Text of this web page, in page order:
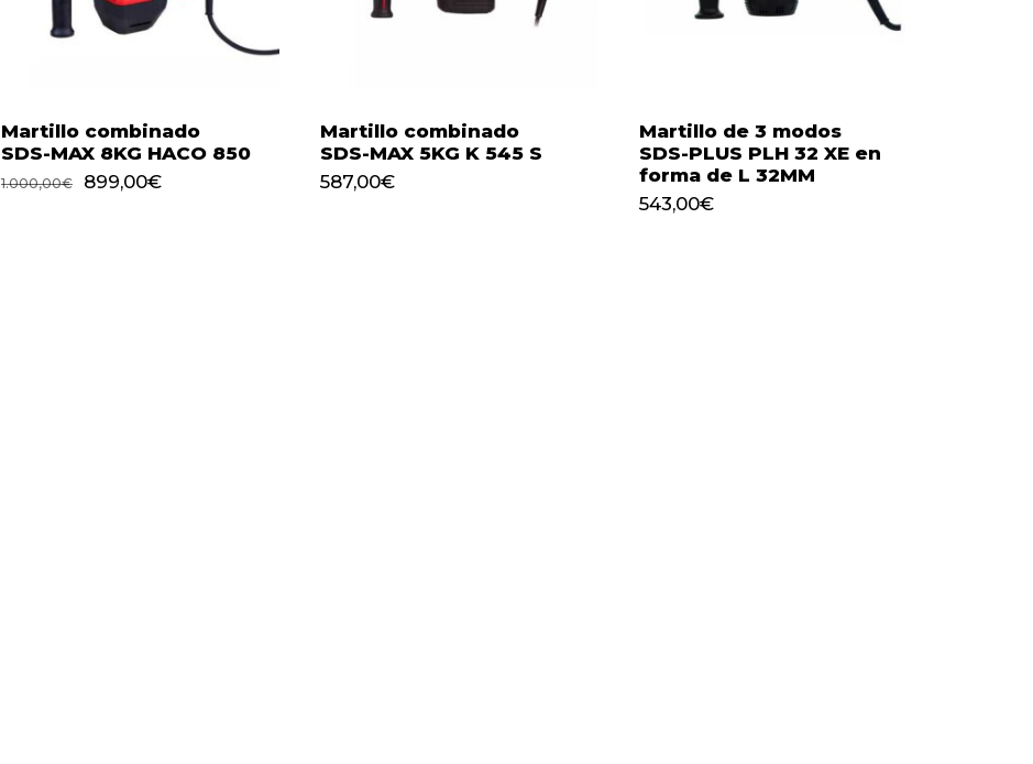
Martillo combinado
SDS-MAX 8KG HACO 850
1.000,00€ El
precio
899,00€El
El
precio
899,00
Martillo combinado
SDS-MAX 5KG K 545 S
587,00€
Martillo de 3 modos
SDS-PLUS PLH 32 XE en
forma de L 32MM
543,00€
543,00€